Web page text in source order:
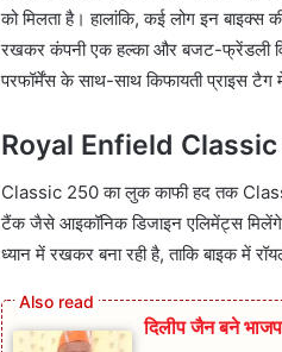
को मिलता है। हालांकि, कई लोग इन बाइक्स
रखकर कंपनी एक हल्का और बजट-फ्रेंडली
परफॉर्मेंस के साथ-साथ किफायती प्राइस टैग
Royal Enfield Classic
Classic 250 का लुक काफी हद तक
टैंक जैसे आइकॉनिक डिजाइन एलिमेंट्स
ध्यान में रखकर बना रही है, ताकि बाइक में
दिलीप जैन बने